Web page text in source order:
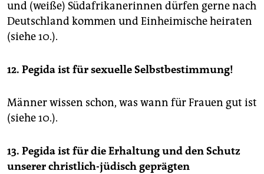
und (weiße) Südafrikanerinnen dürfen gerne nach
Deutschland kommen und Einheimische heiraten
(siehe 10.).
12. Pegida ist für sexuelle Selbstbestimmung!
Männer wissen schon, was wann für Frauen gut ist
(siehe 10.).
13. Pegida ist für die Erhaltung und den Schutz
unserer christlich-jüdisch geprägten